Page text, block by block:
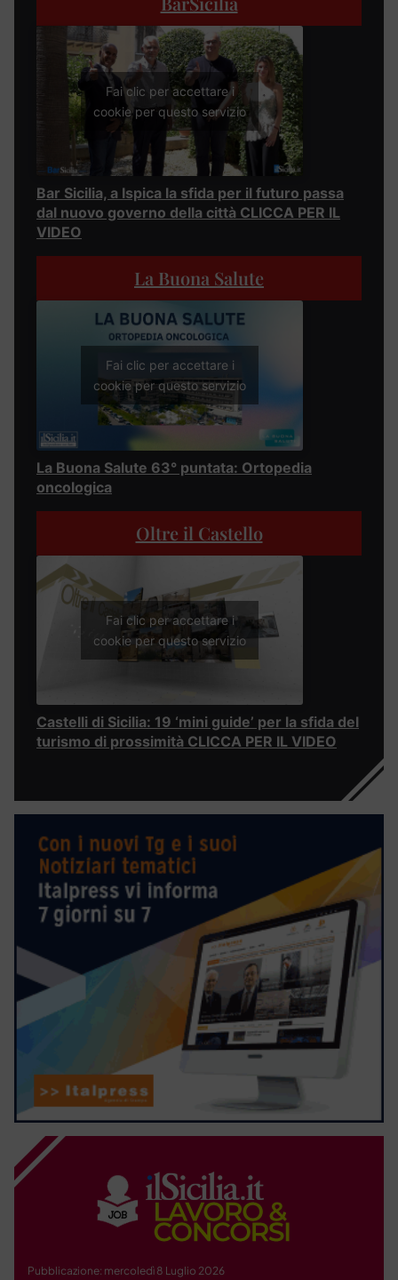
Fai clic per accettare i
cookie per questo servizio
Bar Sicilia, a Ispica la sfida per il futuro passa
dal nuovo governo della città CLICCA PER IL
VIDEO
La Buona Salute
Fai clic per accettare i
cookie per questo servizio
La Buona Salute 63° puntata: Ortopedia
oncologica
Oltre il Castello
Fai clic per accettare i
cookie per questo servizio
Castelli di Sicilia: 19 ‘mini guide’ per la sfida del
turismo di prossimità CLICCA PER IL VIDEO
Pubblicazione: mercoledì 8 Luglio 2026